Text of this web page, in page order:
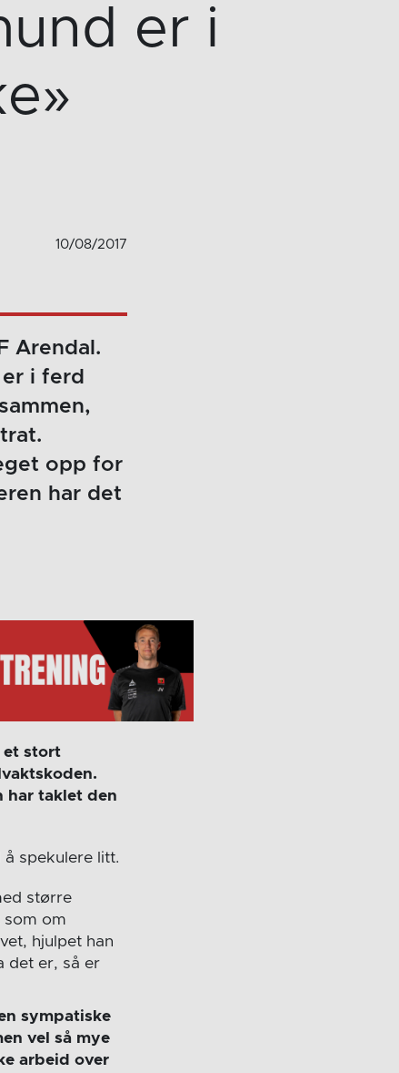
er i
10/08/2017
Arendal.
i ferd
opp for
har det
et stort
har taklet den
spekulere litt.
større
som om
hjulpet han
det er, så er
sympatiske
vel så mye
arbeid over